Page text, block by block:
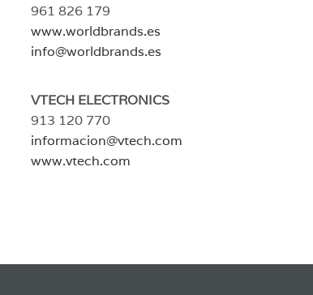
961 826 179
www.worldbrands.es
info@worldbrands.es
VTECH ELECTRONICS
913 120 770
informacion@vtech.com
www.vtech.com